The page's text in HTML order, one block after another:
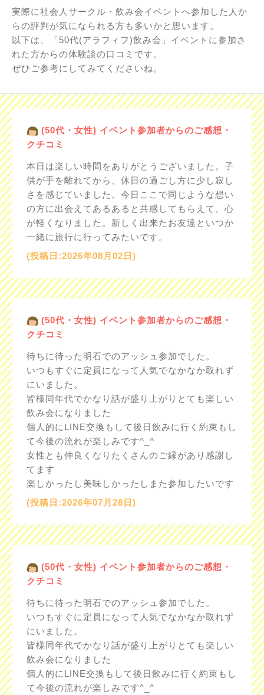
実際に社会人サークル・飲み会イベントへ参加した人か
らの評判が気になられる方も多いかと思います。
以下は、「50代(アラフィフ)飲み会」イベントに参加さ
れた方からの体験談の口コミです。
ぜひご参考にしてみてくださいね。
(50代・女性) イベント参加者からのご感想・
クチコミ
本日は楽しい時間をありがとうございました。子
供が手を離れてから、休日の過ごし方に少し寂し
さを感じていました。今日ここで同じような想い
の方に出会えてあるあると共感してもらえて、心
が軽くなりました。新しく出来たお友達といつか
一緒に旅行に行ってみたいです。
(投稿日:2026年08月02日)
(50代・女性) イベント参加者からのご感想・
クチコミ
待ちに待った明石でのアッシュ参加でした。
いつもすぐに定員になって人気でなかなか取れず
にいました。
皆様同年代でかなり話が盛り上がりとても楽しい
飲み会になりました
個人的にLINE交換もして後日飲みに行く約束もし
て今後の流れが楽しみです^_^
女性とも仲良くなりたくさんのご縁があり感謝し
てます
楽しかったし美味しかったしまた参加したいです
(投稿日:2026年07月28日)
(50代・女性) イベント参加者からのご感想・
クチコミ
待ちに待った明石でのアッシュ参加でした。
いつもすぐに定員になって人気でなかなか取れず
にいました。
皆様同年代でかなり話が盛り上がりとても楽しい
飲み会になりました
個人的にLINE交換もして後日飲みに行く約束もし
て今後の流れが楽しみです^_^